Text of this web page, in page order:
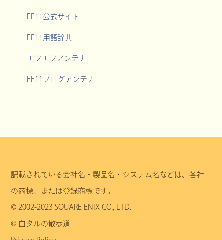
FF11公式サイト
FF11用語辞典
エフエフアンテナ
FF11ブログアンテナ
記載されている会社名・製品名・システム名などは、各社
の商標、または登録商標です。
© 2002-2023 SQUARE ENIX CO., LTD.
© 白タルの散歩道